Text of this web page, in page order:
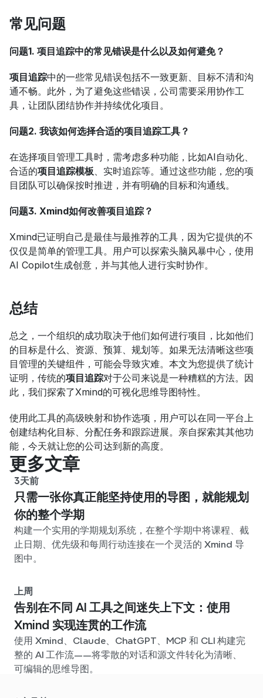
常见问题
问题1. 项目追踪中的常见错误是什么以及如何避免？
项目追踪中的一些常见错误包括不一致更新、目标不清和沟
通不畅。此外，为了避免这些错误，公司需要采用协作工
具，让团队团结协作并持续优化项目。
问题2. 我该如何选择合适的项目追踪工具？
在选择项目管理工具时，需考虑多种功能，比如AI自动化、
合适的项目追踪模板、实时追踪等。通过这些功能，您的项
目团队可以确保按时推进，并有明确的目标和沟通线。
问题3. Xmind如何改善项目追踪？
Xmind已证明自己是最佳与最推荐的工具，因为它提供的不
仅仅是简单的管理工具。用户可以探索头脑风暴中心，使用
AI Copilot生成创意，并与其他人进行实时协作。
总结
总之，一个组织的成功取决于他们如何进行项目，比如他们
的目标是什么、资源、预算、规划等。如果无法清晰这些项
目管理的关键组件，可能会导致灾难。本文为您提供了统计
证明，传统的项目追踪对于公司来说是一种糟糕的方法。因
此，我们探索了Xmind的可视化思维导图特性。
使用此工具的高级映射和协作选项，用户可以在同一平台上
创建结构化目标、分配任务和跟踪进展。亲自探索其其他功
能，今天就让您的公司达到新的高度。
更多文章
3天前
只需一张你真正能坚持使用的导图，就能规划
你的整个学期
构建一个实用的学期规划系统，在整个学期中将课程、截
止日期、优先级和每周行动连接在一个灵活的 Xmind 导
图中。
上周
告别在不同 AI 工具之间迷失上下文：使用
Xmind 实现连贯的工作流
使用 Xmind、Claude、ChatGPT、MCP 和 CLI 构建完
整的 AI 工作流——将零散的对话和源文件转化为清晰、
可编辑的思维导图。